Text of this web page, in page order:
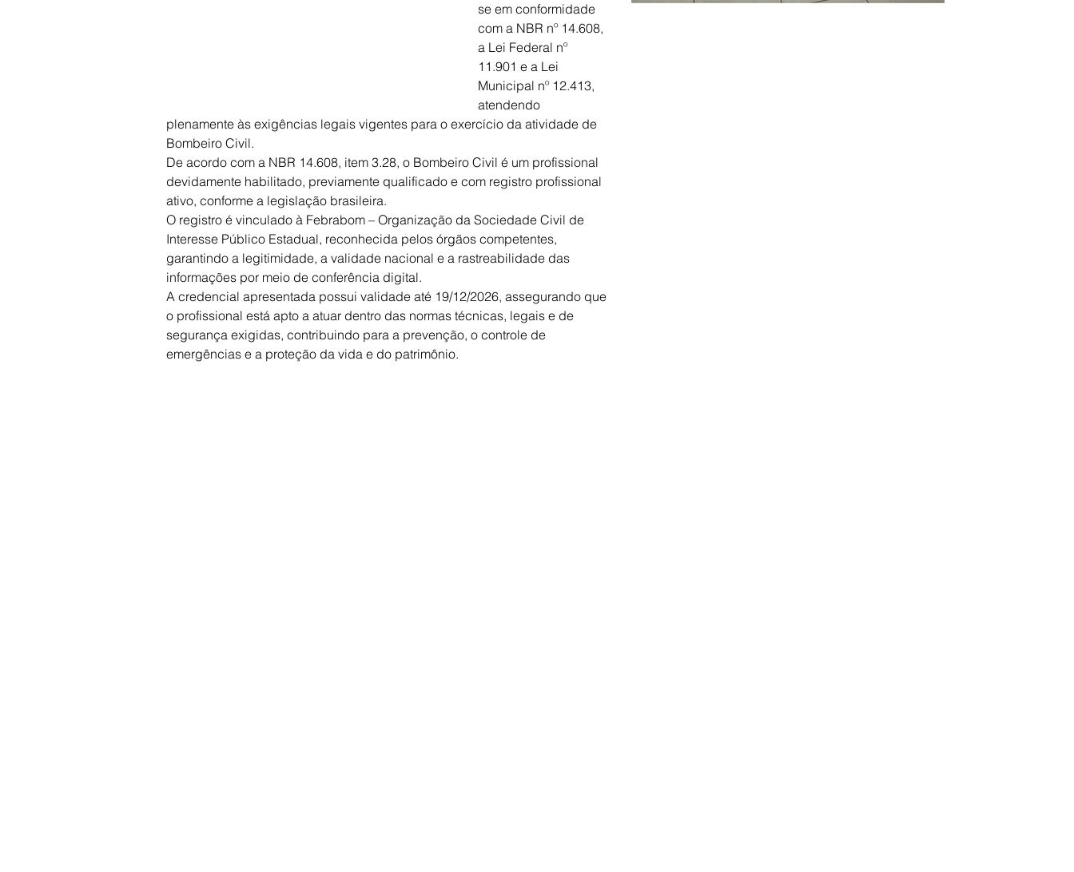
se em conformidade
com a NBR nº 14.608,
a Lei Federal nº
11.901 e a Lei
Municipal nº 12.413,
atendendo
plenamente às exigências legais vigentes para o exercício da atividade de
Bombeiro Civil.
De acordo com a NBR 14.608, item 3.28, o Bombeiro Civil é um profissional
devidamente habilitado, previamente qualificado e com registro profissional
ativo, conforme a legislação brasileira.
O registro é vinculado à Febrabom – Organização da Sociedade Civil de
Interesse Público Estadual, reconhecida pelos órgãos competentes,
garantindo a legitimidade, a validade nacional e a rastreabilidade das
informações por meio de conferência digital.
A credencial apresentada possui validade até 19/12/2026, assegurando que
o profissional está apto a atuar dentro das normas técnicas, legais e de
segurança exigidas, contribuindo para a prevenção, o controle de
emergências e a proteção da vida e do patrimônio.